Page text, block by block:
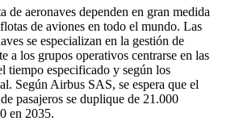
de aeronaves dependen en gran medida
de aviones en todo el mundo. Las
se especializan en la gestión de
a los grupos operativos centrarse en las
tiempo especificado y según los
Según Airbus SAS, se espera que el
pasajeros se duplique de 21.000
en 2035.